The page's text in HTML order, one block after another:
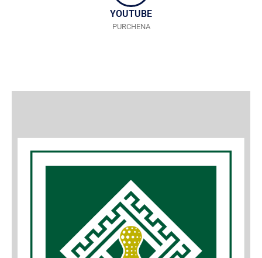
YOUTUBE
PURCHENA